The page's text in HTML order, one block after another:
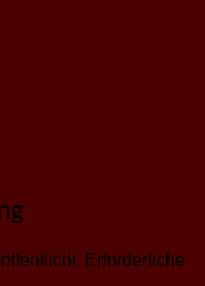
Erforderliche